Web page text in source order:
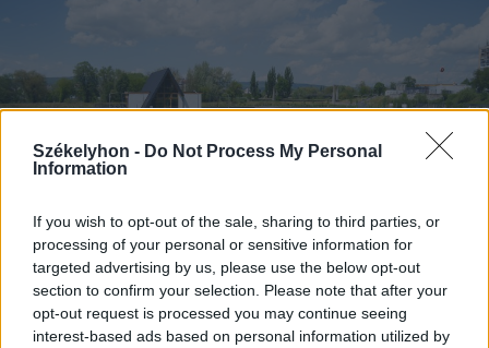
Székelyhon - Do Not Process My Personal
Information
If you wish to opt-out of the sale, sharing to third parties, or
processing of your personal or sensitive information for
targeted advertising by us, please use the below opt-out
section to confirm your selection. Please note that after your
opt-out request is processed you may continue seeing
interest-based ads based on personal information utilized by
2026. augusztus 06., csütörtök